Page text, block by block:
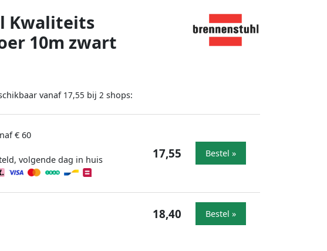
Kwaliteits
10m zwart
vanaf 17,55 bij 2 shops:
€ 60
volgende dag in huis
17,55 Bestel »
18,40 Bestel »